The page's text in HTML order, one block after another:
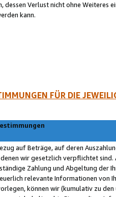
dessen Verlust nicht ohne Weiteres
kann.
FÜR DIE
auf Beträge, auf deren
wir gesetzlich verpflichtet
Zahlung und Abgeltung der
relevante Informationen von
können wir (kumulativ zu